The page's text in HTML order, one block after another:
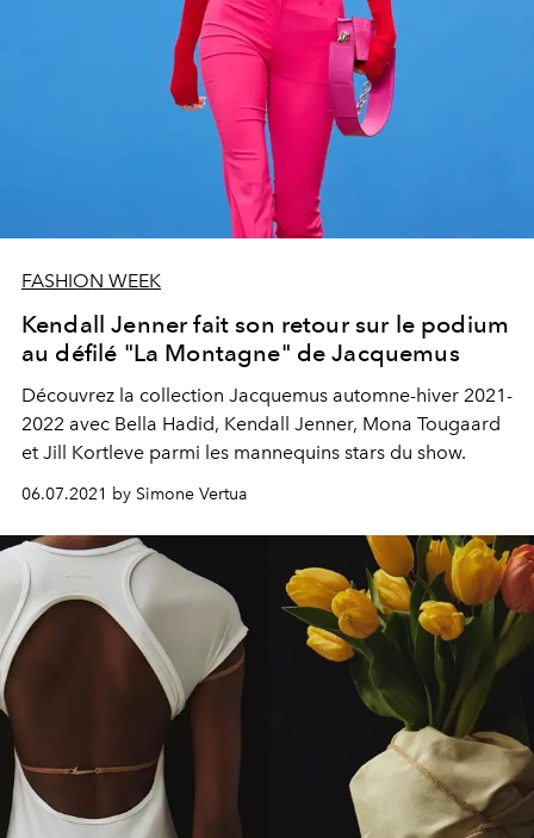
FASHION WEEK
Kendall Jenner fait son retour sur le podium
au défilé "La Montagne" de Jacquemus
Découvrez la collection Jacquemus automne-hiver 2021-
2022 avec Bella Hadid, Kendall Jenner, Mona Tougaard
et Jill Kortleve parmi les mannequins stars du show.
06.07.2021 by Simone Vertua